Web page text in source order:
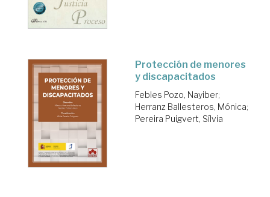
Protección de menores
y discapacitados
Febles Pozo, Nayiber;
Herranz Ballesteros, Mónica;
Pereira Puigvert, Sílvia